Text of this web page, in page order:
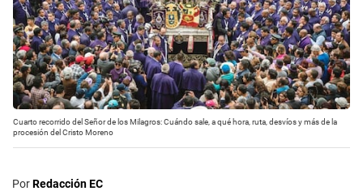
Cuarto recorrido del Señor de los Milagros: Cuándo sale, a qué hora, ruta, desvíos y más de la
procesión del Cristo Moreno
PorRedacción EC